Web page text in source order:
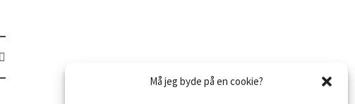
Må jeg byde på en cookie?